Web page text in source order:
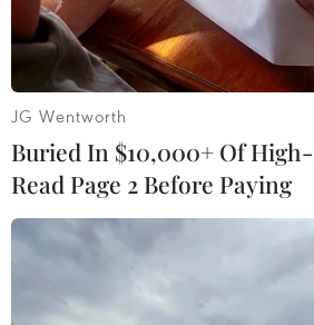
Hoạt động xuất, nhập khẩu sôi động
JG Wentworth
Buried In $10,000+ Of
Read Page 2 Before Paying